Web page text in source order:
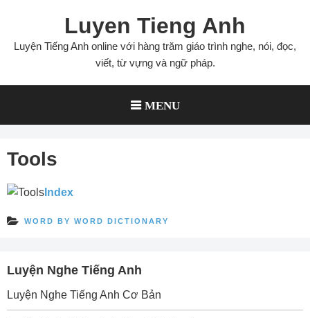
content
Luyen Tieng Anh
Luyện Tiếng Anh online với hàng trăm giáo trình nghe, nói, đọc,
viết, từ vựng và ngữ pháp.
MENU
Tools
Index
WORD BY WORD DICTIONARY
Luyện Nghe Tiếng Anh
Luyện Nghe Tiếng Anh Cơ Bản